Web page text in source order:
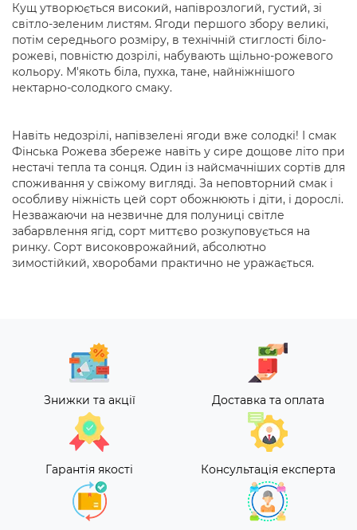
Кущ утворюється високий, напіврозлогий, густий, зі
світло-зеленим листям. Ягоди першого збору великі,
потім середнього розміру, в технічній стиглості біло-
рожеві, повністю дозрілі, набувають щільно-рожевого
кольору. М'якоть біла, пухка, тане, найніжнішого
нектарно-солодкого смаку.
Навіть недозрілі, напівзелені ягоди вже солодкі! І смак
Фінська Рожева збереже навіть у сире дощове літо при
нестачі тепла та сонця. Один із найсмачніших сортів для
споживання у свіжому вигляді. За неповторний смак і
особливу ніжність цей сорт обожнюють і діти, і дорослі.
Незважаючи на незвичне для полуниці світле
забарвлення ягід, сорт миттєво розкуповується на
ринку. Сорт високоврожайний, абсолютно
зимостійкий, хворобами практично не уражається.
Знижки та акції Доставка та оплата
Гарантія якості Консультація експерта